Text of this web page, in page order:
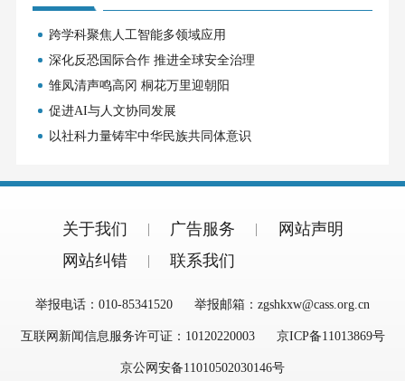
跨学科聚焦人工智能多领域应用
深化反恐国际合作 推进全球安全治理
雏凤清声鸣高冈 桐花万里迎朝阳
促进AI与人文协同发展
以社科力量铸牢中华民族共同体意识
关于我们 广告服务
网站声明
网站纠错
联系我们
举报电话：010-85341520 举报邮箱：zgshkxw@cass.org.cn
互联网新闻信息服务许可证：10120220003 京ICP备11013869号
京公网安备11010502030146号